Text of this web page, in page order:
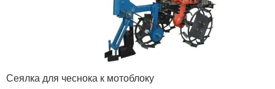
Сеялка для чеснока к мотоблоку